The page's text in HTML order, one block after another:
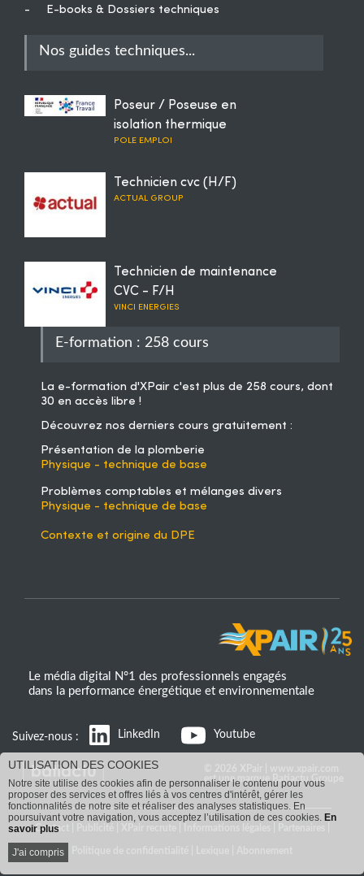
-
E-books & Dossiers techniques
Nos guides techniques...
Poseur / Poseuse en
isolation thermique
POLE EMPLOI
Technicien cvc (H/F)
ACTUAL GROUP
Technicien de maintenance
CVC - F/H
VINCI ENERGIES
E-formation : 258 cours
La e-formation d'XPair c'est plus de 258 cours, dont
30 en accès libre !
Découvrez nos derniers cours gratuitement :
Présentation de la plomberie
Physique - technique de base
Problèmes comptables et mélanges divers
Physique - technique de base
Contexte et origine du DPE
Le média digital N°1 des professionnels engagés
dans la performance énergétique et environnementale
Suivez-nous : LinkedIn Youtube
est une marque Batiactu Groupe
Contact
UTILISATION DES COOKIES
Notre site utilise des cookies afin de personnaliser le contenu pour vous
proposer des services et offres liés à vos centres d'intérêt, gérer les
fonctionnalités de notre site et réaliser des analyses statistiques. En
poursuivant votre navigation, vous acceptez l’utilisation de ces cookies. En
savoir plus
J'ai compris